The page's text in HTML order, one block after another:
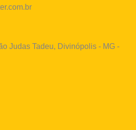
Judas Tadeu, Divinópolis - MG -